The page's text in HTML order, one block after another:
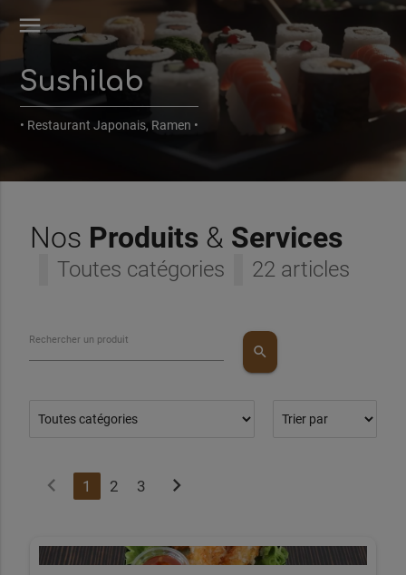
menu
Sushilab
• Restaurant Japonais, Ramen •
Nos Produits& Services
Toutes catégories 22 articles
Rechercher un produit
search
chevron_left 1 2 3 chevron_right